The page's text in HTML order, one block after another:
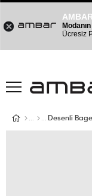
Desenli
Ücresiz